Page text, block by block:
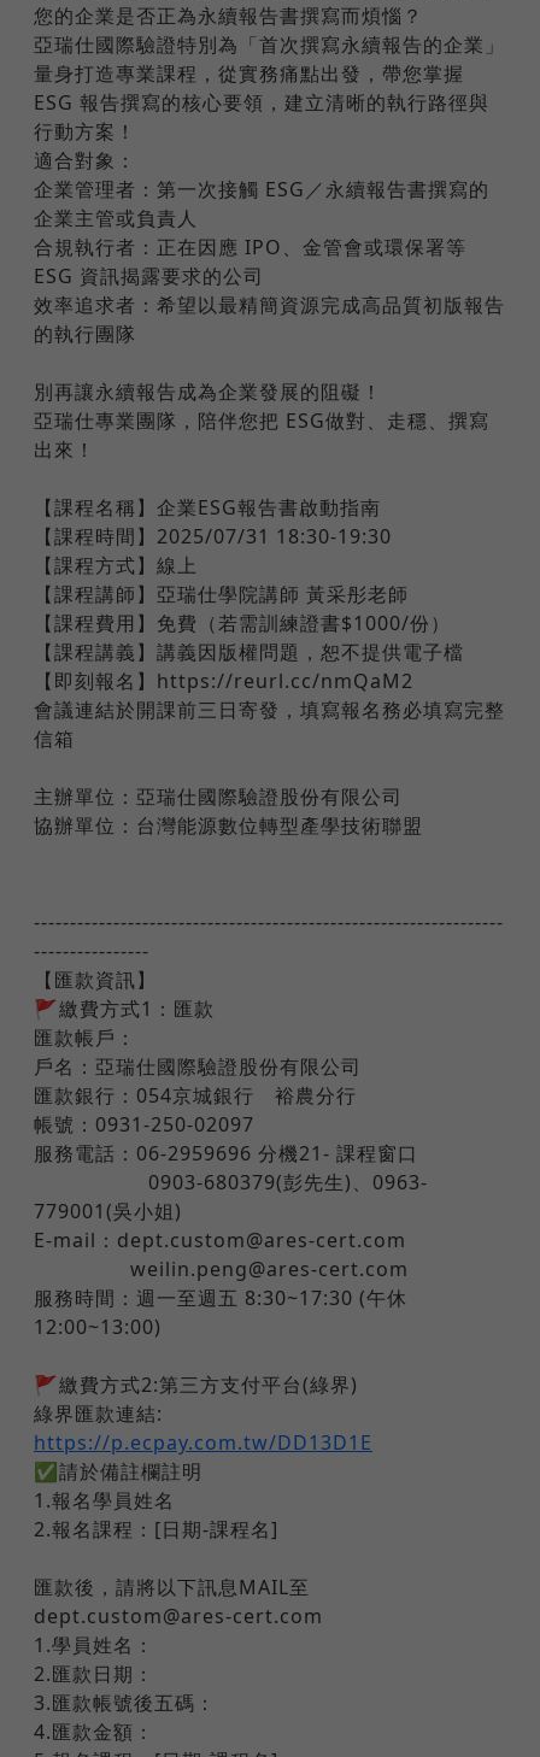
您的企業是否正為永續報告書撰寫而煩惱？
亞瑞仕國際驗證特別為「首次撰寫永續報告的企業」
量身打造專業課程，從實務痛點出發，帶您掌握
ESG 報告撰寫的核心要領，建立清晰的執行路徑與
行動方案！
適合對象：
企業管理者：第一次接觸 ESG／永續報告書撰寫的
企業主管或負責人
合規執行者：正在因應 IPO、金管會或環保署等
ESG 資訊揭露要求的公司
效率追求者：希望以最精簡資源完成高品質初版報告
的執行團隊
別再讓永續報告成為企業發展的阻礙！
亞瑞仕專業團隊，陪伴您把 ESG做對、走穩、撰寫
出來！
【課程名稱】企業ESG報告書啟動指南
【課程時間】2025/07/31 18:30-19:30
【課程方式】線上
【課程講師】亞瑞仕學院講師 黃采彤老師
【課程費用】免費（若需訓練證書$1000/份）
【課程講義】講義因版權問題，恕不提供電子檔
【即刻報名】https://reurl.cc/nmQaM2
會議連結於開課前三日寄發，填寫報名務必填寫完整
信箱
主辦單位：亞瑞仕國際驗證股份有限公司
協辦單位：台灣能源數位轉型產學技術聯盟
-----------------------------------------------------------------
----------------
​【匯款資訊】
🚩繳費方式1：匯款
匯款帳戶：
戶名：亞瑞仕國際驗證股份有限公司
匯款銀行：054京城銀行 裕農分行
帳號：0931-250-02097
服務電話：06-2959696 分機21- 課程窗口
​ ​ ​ ​ ​ ​ ​ ​ 0903-680379(彭先生)、0963-
779001(吳小姐)
E-mail：dept.custom@ares-cert.com
​ ​ ​ ​ ​ ​ ​ weilin.peng@ares-cert.com
服務時間：週一至週五 8:30~17:30 (午休
12:00~13:00)
🚩繳費方式2:第三方支付平台(綠界)
綠界匯款連結:
https://p.ecpay.com.tw/DD13D1E
✅請於備註欄註明
1.報名學員姓名
2.報名課程：[日期-課程名]
匯款後，請將以下訊息MAIL至
dept.custom@ares-cert.com
1.學員姓名：
2.匯款日期：
3.匯款帳號後五碼：
4.匯款金額：